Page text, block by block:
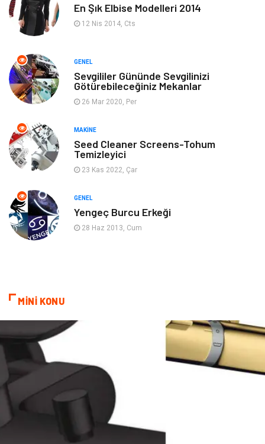
Ev Dekorasyon Organizasyon
Anne & Çocuk Genel Kültür
Ev İşleri
Gençlik & Eğlence
Mobilya
Evlilik Rehberi
Astroloji Keyfinizi Kaçırmayın
Sigorta
Yazı Tahtaları
En Şık Elbise Modelleri 2014
12 Nis 2014, Cts
GENEL
Sevgililer Gününde Sevgilinizi
Götürebileceğiniz Mekanlar
26 Mar 2020, Per
MAKINE
Seed Cleaner Screens-Tohum
Temizleyici
23 Kas 2022, Çar
GENEL
Yengeç Burcu Erkeği
28 Haz 2013, Cum
MİNİ KONU